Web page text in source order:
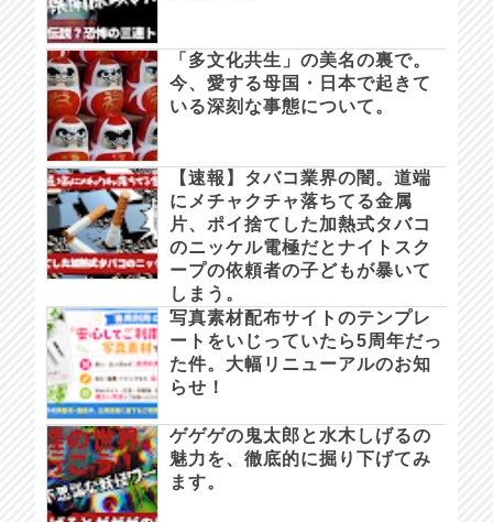
「多文化共生」の美名の裏で。
今、愛する母国・日本で起きて
いる深刻な事態について。
【速報】タバコ業界の闇。道端
にメチャクチャ落ちてる金属
片、ポイ捨てした加熱式タバコ
のニッケル電極だとナイトスク
ープの依頼者の子どもが暴いて
しまう。
写真素材配布サイトのテンプレ
ートをいじっていたら5周年だっ
た件。大幅リニューアルのお知
らせ！
ゲゲゲの鬼太郎と水木しげるの
魅力を、徹底的に掘り下げてみ
ます。